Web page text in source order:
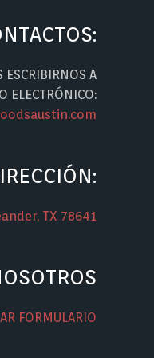
ESCRIBIRNOS A
ELECTRÓNICO:
TX 78641
FORMULARIO